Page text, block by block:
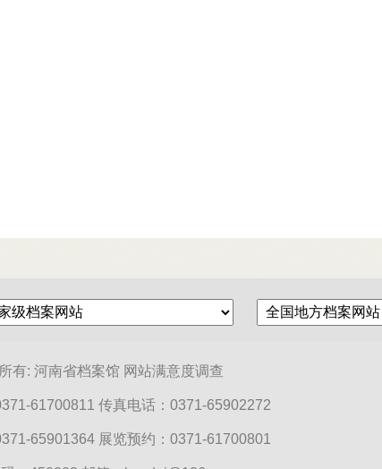
有: 河南省档案馆 网站满意度调查
61700811 传真电话：0371-65902272
65901364 展览预约：0371-61700801